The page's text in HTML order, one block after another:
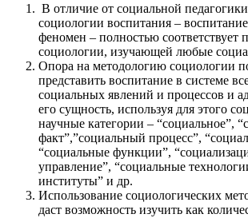
В отличие от социальной
социологии воспитания –
феномен – полностью соответствует
социологии, изучающей любые
Опора на методологию социологии
представить воспитание в системе
социальных явлений и процессов и
его сущность, используя для этого
научные категории – “социальное”,
факт”,”социальный процесс”,
“социальные функции”,
управление”, “социальные
институты” и др.
Использование социологических
даст возможность изучить как